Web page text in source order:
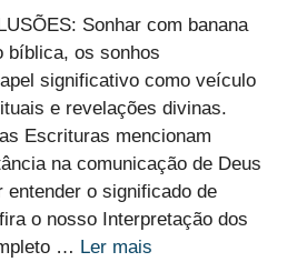
Sonhar com banana
bíblica, os sonhos
significativo como veículo
e revelações divinas.
Escrituras mencionam
na comunicação de Deus
entender o significado de
o nosso Interpretação dos
… Ler mais